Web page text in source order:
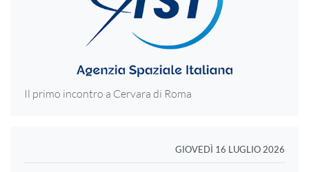
Il primo incontro a Cervara di Roma
GIOVEDÌ 16 LUGLIO 2026